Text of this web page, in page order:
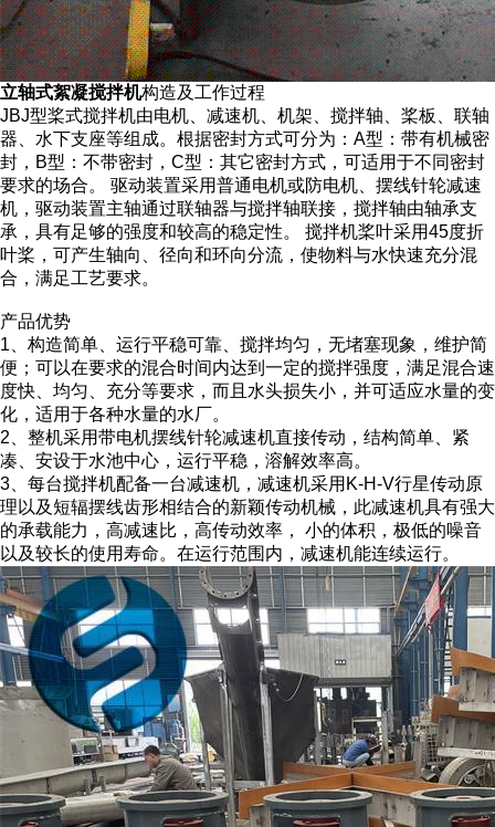
立轴式絮凝搅拌机构造及工作过程
JBJ型桨式搅拌机由电机、减速机、机架、搅拌轴、桨板、联轴
器、水下支座等组成。根据密封方式可分为：A型：带有机械密
封，B型：不带密封，C型：其它密封方式，可适用于不同密封
要求的场合。 驱动装置采用普通电机或防电机、摆线针轮减速
机，驱动装置主轴通过联轴器与搅拌轴联接，搅拌轴由轴承支
承，具有足够的强度和较高的稳定性。 搅拌机桨叶采用45度折
叶桨，可产生轴向、径向和环向分流，使物料与水快速充分混
合，满足工艺要求。
产品优势
1、构造简单、运行平稳可靠、搅拌均匀，无堵塞现象，维护简
便；可以在要求的混合时间内达到一定的搅拌强度，满足混合速
度快、均匀、充分等要求，而且水头损失小，并可适应水量的变
化，适用于各种水量的水厂。
2、整机采用带电机摆线针轮减速机直接传动，结构简单、紧
凑、安设于水池中心，运行平稳，溶解效率高。
3、每台搅拌机配备一台减速机，减速机采用K-H-V行星传动原
理以及短辐摆线齿形相结合的新颖传动机械，此减速机具有强大
的承载能力，高减速比，高传动效率， 小的体积，极低的噪音
以及较长的使用寿命。在运行范围内，减速机能连续运行。